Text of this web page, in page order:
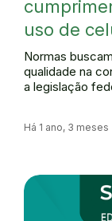
uso de
Normas
qualidade na
a legislação
Há 1 ano, 3 meses